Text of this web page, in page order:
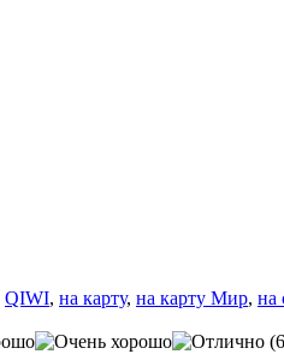
QIWI, на карту, на карту Мир, на